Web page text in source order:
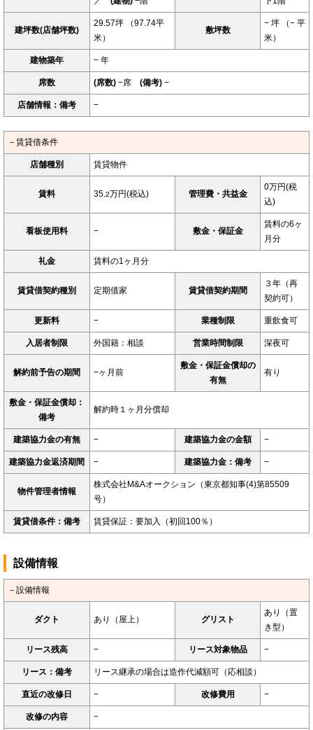
建坪数(店舗坪数)
29.57坪 （97.74平
米）
敷坪数
− 坪 （− 平
米）
建物築年 − 年
席数 (席数) −席 (備考) −
店舗情報：備考 −
－賃貸借条件
店舗種別 賃貸物件
賃料 35. 2万円(税込) 管理費・共益金
0万円(税
込)
看板使用料 − 敷金・保証金
賃料の6ヶ
月分
礼金 賃料の1ヶ月分
賃貸借契約種別 定期借家 賃貸借契約期間
３年（再
契約可）
更新料 − 業種制限 重飲食可
入居者制限 外国籍：相談 営業時間制限 深夜可
解約前予告の期間 −ヶ月前
敷金・保証金償却の
有無
有り
敷金・保証金償却：
備考
解約時１ヶ月分償却
建築協力金の有無 − 建築協力金の金額 −
建築協力金返済期間 − 建築協力金：備考 −
物件管理者情報
株式会社M&Aオークション（東京都知事(4)第85509
号）
賃貸借条件：備考 賃貸保証：要加入（初回100％）
設備情報
－設備情報
ダクト あり（屋上） グリスト
あり（置
き型）
リース残高 − リース対象物品 −
リース：備考 リース継承の場合は造作代減額可（応相談）
直近の改修日 − 改修費用 −
改修の内容 −